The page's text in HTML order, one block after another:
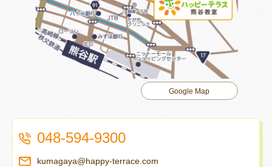
Google Map
048-594-9300
kumagaya@happy-terrace.com